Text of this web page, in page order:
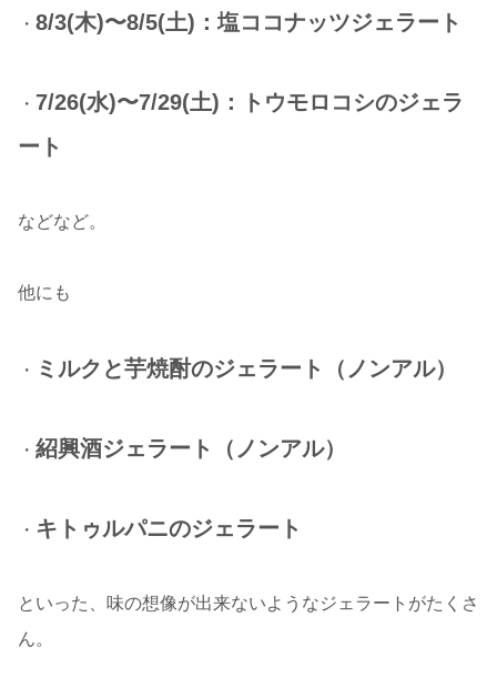
・ 8/3(木)〜8/5(土)：塩ココナッツジェラート
・ 7/26(水)〜7/29(土)：トウモロコシのジェラ
ート
などなど。
他にも
・ ミルクと芋焼酎のジェラート（ノンアル）
・ 紹興酒ジェラート（ノンアル）
・ キトゥルパニのジェラート
といった、味の想像が出来ないようなジェラートがたくさ
ん。